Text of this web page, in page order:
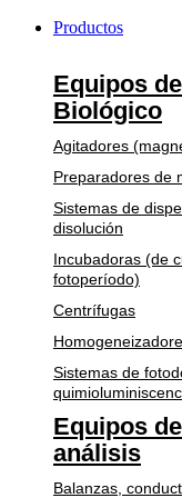
Productos
Equipos
Biológico
Agitadores
Preparadores de
Sistemas de
disolución
Incubadoras (de
fotoperíodo)
Centrífugas
Sistemas de
Equipos
análisis
Balanzas,